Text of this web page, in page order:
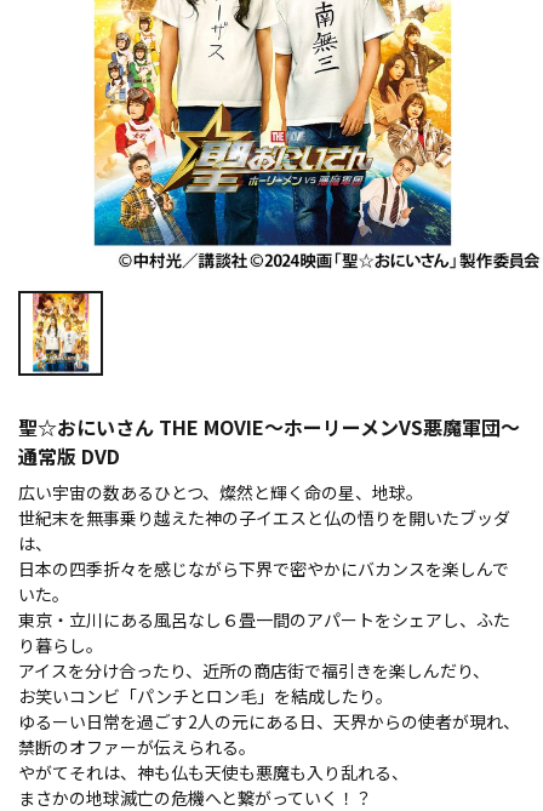
聖☆おにいさん THE MOVIE～ホーリーメンVS悪魔軍団～
通常版 DVD
広い宇宙の数あるひとつ、燦然と輝く命の星、地球。
世紀末を無事乗り越えた神の子イエスと仏の悟りを開いたブッダ
は、
日本の四季折々を感じながら下界で密やかにバカンスを楽しんで
いた。
東京・立川にある風呂なし６畳一間のアパートをシェアし、ふた
り暮らし。
アイスを分け合ったり、近所の商店街で福引きを楽しんだり、
お笑いコンビ「パンチとロン毛」を結成したり。
ゆるーい日常を過ごす2人の元にある日、天界からの使者が現れ、
禁断のオファーが伝えられる。
やがてそれは、神も仏も天使も悪魔も入り乱れる、
まさかの地球滅亡の危機へと繋がっていく！？